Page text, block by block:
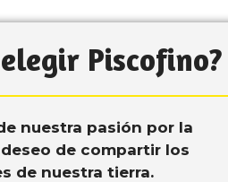
Piscofino?
nuestra pasión por la
de compartir los
de nuestra tierra.